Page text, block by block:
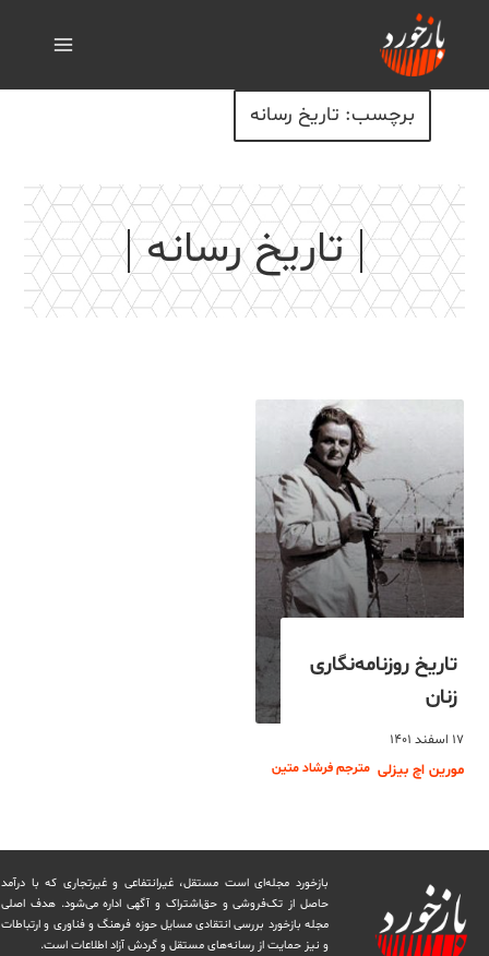
برچسب: تاریخ رسانه
تاریخ رسانه
تاریخ روزنامه‌نگاری
زنان
۱۷ اسفند ۱۴۰۱
مورین اچ بیزلی مترجم فرشاد متین
بازخورد مجله‌ای است مستقل، غیرانتفاعی و غیرتجاری که با درآمد
حاصل از تک‌فروشی و حق‌اشتراک و آگهی اداره می‌شود. ‏هدف اصلی
مجله بازخورد بررسی انتقادی مسایل حوزه فرهنگ و فناوری و ارتباطات
و نیز حمایت از رسانه‌های مستقل و‌ گردش ‏آزاد اطلاعات است.